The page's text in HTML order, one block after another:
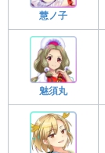
慧ノ子
魅須丸